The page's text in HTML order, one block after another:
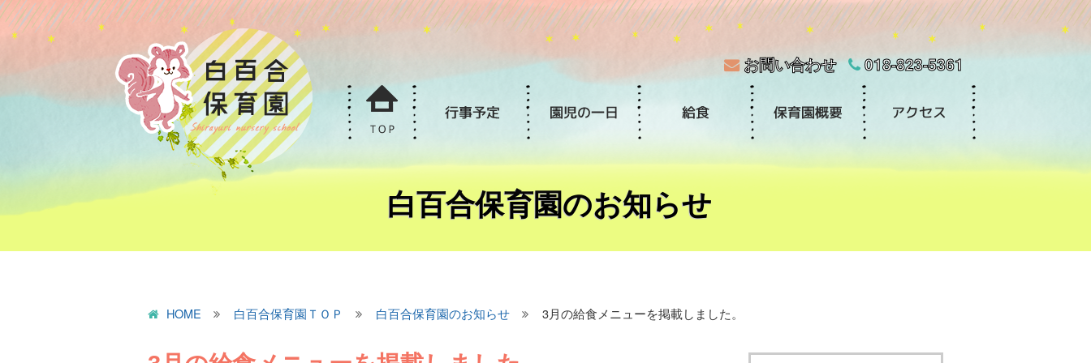
お問い合わせ 018-823-5361
白百合保育園のお知らせ
HOME 白百合保育園ＴＯＰ 白百合保育園のお知らせ 3月の給食メニューを掲載しました。